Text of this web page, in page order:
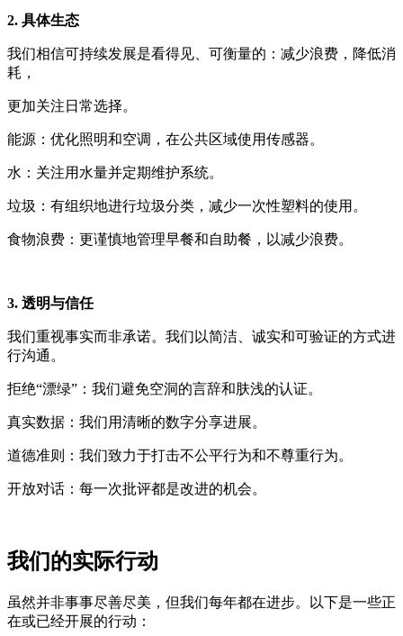
2. 具体生态
我们相信可持续发展是看得见、可衡量的：减少浪费，降低消
耗，
更加关注日常选择。
能源：优化照明和空调，在公共区域使用传感器。
水：关注用水量并定期维护系统。
垃圾：有组织地进行垃圾分类，减少一次性塑料的使用。
食物浪费：更谨慎地管理早餐和自助餐，以减少浪费。
3. 透明与信任
我们重视事实而非承诺。我们以简洁、诚实和可验证的方式进
行沟通。
拒绝“漂绿”：我们避免空洞的言辞和肤浅的认证。
真实数据：我们用清晰的数字分享进展。
道德准则：我们致力于打击不公平行为和不尊重行为。
开放对话：每一次批评都是改进的机会。
我们的实际行动
虽然并非事事尽善尽美，但我们每年都在进步。以下是一些正
在或已经开展的行动：